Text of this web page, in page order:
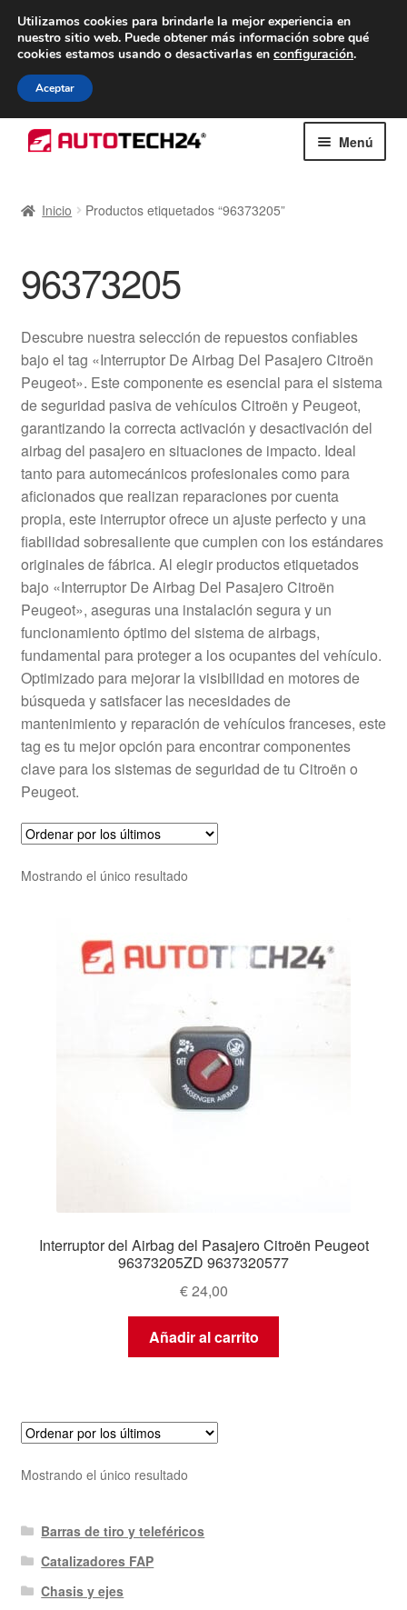
ENTREGA desde 7 EUR
De lunes a viernes de 9 a. m. a 4 p. m.
navegación
al
Menú
Carro
Contacto
Envío al mundo entero
Mi cuenta
Pagos
Política de privacidad
Procedimiento de Reclamación
Queja
Sobre nosotros
Términos y Condiciones
Transporte
Inicio Productos etiquetados “96373205”
96373205
Descubre nuestra selección de repuestos confiables
bajo el tag «Interruptor De Airbag Del Pasajero Citroën
Peugeot». Este componente es esencial para el sistema
de seguridad pasiva de vehículos Citroën y Peugeot,
garantizando la correcta activación y desactivación del
airbag del pasajero en situaciones de impacto. Ideal
tanto para automecánicos profesionales como para
aficionados que realizan reparaciones por cuenta
propia, este interruptor ofrece un ajuste perfecto y una
fiabilidad sobresaliente que cumplen con los estándares
originales de fábrica. Al elegir productos etiquetados
bajo «Interruptor De Airbag Del Pasajero Citroën
Peugeot», aseguras una instalación segura y un
funcionamiento óptimo del sistema de airbags,
fundamental para proteger a los ocupantes del vehículo.
Optimizado para mejorar la visibilidad en motores de
búsqueda y satisfacer las necesidades de
mantenimiento y reparación de vehículos franceses, este
tag es tu mejor opción para encontrar componentes
clave para los sistemas de seguridad de tu Citroën o
Peugeot.
Mostrando el único resultado
Interruptor del Airbag del Pasajero Citroën Peugeot
96373205ZD 9637320577
€24,00
Añadir al carrito
Mostrando el único resultado
Barras de tiro y teleféricos
Catalizadores FAP
Chasis y ejes
Utilizamos cookies para brindarle la mejor experiencia en
nuestro sitio web. Puede obtener más información sobre qué
cookies estamos usando o desactivarlas en configuración.
Aceptar